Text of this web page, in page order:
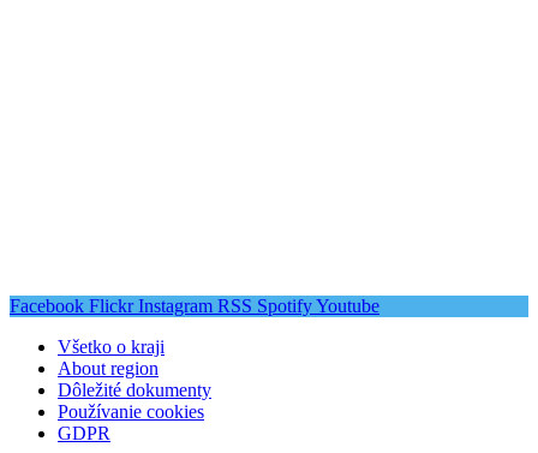
Facebook Flickr Instagram RSS SpotifyYoutube
Všetko o kraji
About region
Dôležité dokumenty
Používanie cookies
GDPR